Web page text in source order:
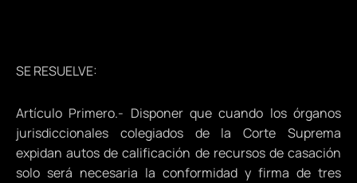
SE RESUELVE:
Artículo Primero.- Disponer que cuando los órganos
jurisdiccionales colegiados de la Corte Suprema
expidan autos de calificación de recursos de casación
solo será necesaria la conformidad y firma de tres